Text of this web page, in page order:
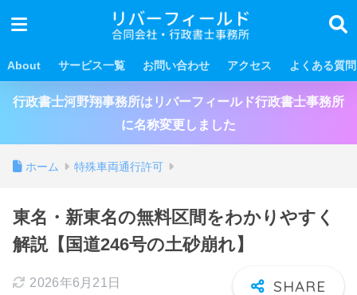
About サービス一覧 お問い合わせ アクセス よくある質問
行政書士河野翔事務所はリバーフィールド行政書士事務所
に名称変更しました
ホーム 特殊車両通行許可
東名・新東名の無料区間をわかりやすく
解説【国道246号の土砂崩れ】
2026年6月21日